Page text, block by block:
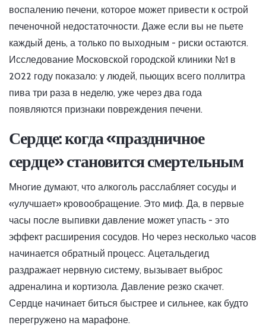
воспалению печени, которое может привести к острой
печеночной недостаточности. Даже если вы не пьете
каждый день, а только по выходным - риски остаются.
Исследование Московской городской клиники №1 в
2022 году показало: у людей, пьющих всего поллитра
пива три раза в неделю, уже через два года
появляются признаки повреждения печени.
Сердце: когда «праздничное
сердце» становится смертельным
Многие думают, что алкоголь расслабляет сосуды и
«улучшает» кровообращение. Это миф. Да, в первые
часы после выпивки давление может упасть - это
эффект расширения сосудов. Но через несколько часов
начинается обратный процесс. Ацетальдегид
раздражает нервную систему, вызывает выброс
адреналина и кортизола. Давление резко скачет.
Сердце начинает биться быстрее и сильнее, как будто
перегружено на марафоне.